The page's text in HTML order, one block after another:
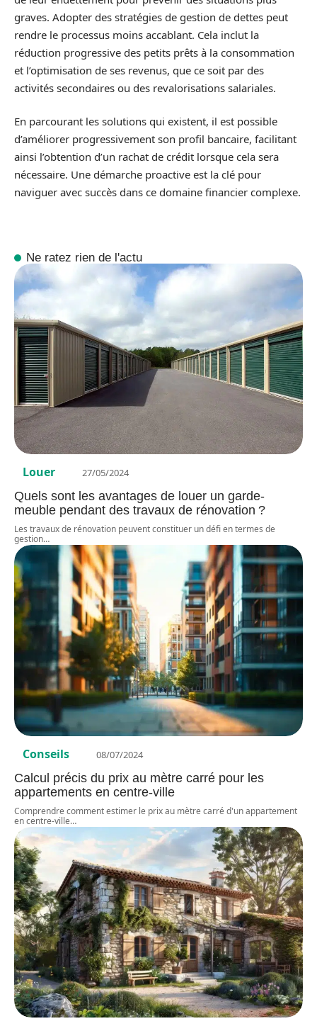
graves. Adopter des stratégies de gestion de dettes peut
rendre le processus moins accablant. Cela inclut la
réduction progressive des petits prêts à la consommation
et l’optimisation de ses revenus, que ce soit par des
activités secondaires ou des revalorisations salariales.
En parcourant les solutions qui existent, il est possible
d’améliorer progressivement son profil bancaire, facilitant
ainsi l’obtention d’un rachat de crédit lorsque cela sera
nécessaire. Une démarche proactive est la clé pour
naviguer avec succès dans ce domaine financier complexe.
Ne ratez rien de l'actu
Louer 27/05/2024
Quels sont les avantages de louer un garde-
meuble pendant des travaux de rénovation ?
Les travaux de rénovation peuvent constituer un défi en termes de
gestion…
Conseils 08/07/2024
Calcul précis du prix au mètre carré pour les
appartements en centre-ville
Comprendre comment estimer le prix au mètre carré d'un appartement
en centre-ville…